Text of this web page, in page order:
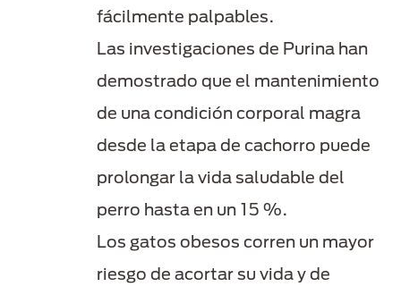
fácilmente palpables.
Las investigaciones de Purina han
demostrado que el mantenimiento
de una condición corporal magra
desde la etapa de cachorro puede
prolongar la vida saludable del
perro hasta en un 15 %.
Los gatos obesos corren un mayor
riesgo de acortar su vida y de